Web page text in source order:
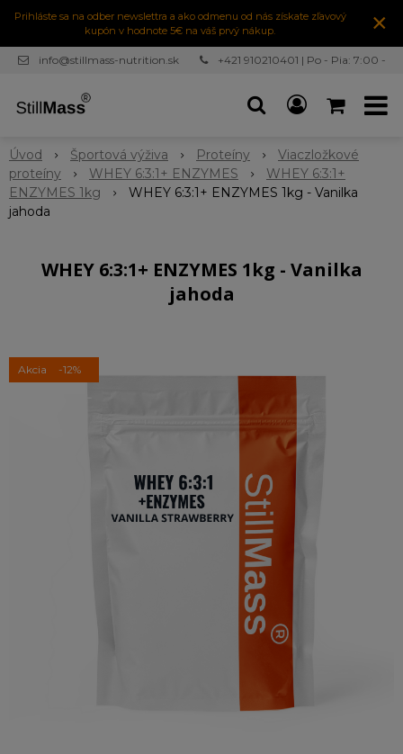
Prihláste sa na odber newslettra a ako odmenu od nás získate zľavový
kupón v hodnote 5€ na váš prvý nákup.
×
info@stillmass-nutrition.sk
+421 910210401 | Po - Pia: 7:00 -
Úvod Športová výživa Proteíny
Viaczložkové
proteíny
WHEY 6:3:1+ ENZYMES
WHEY 6:3:1+
ENZYMES 1kg
WHEY 6:3:1+ ENZYMES 1kg - Vanilka
jahoda
WHEY 6:3:1+ ENZYMES 1kg - Vanilka
jahoda
Akcia -12%